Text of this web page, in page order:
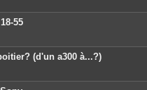
e
s
55
(d'un a300 à...?)